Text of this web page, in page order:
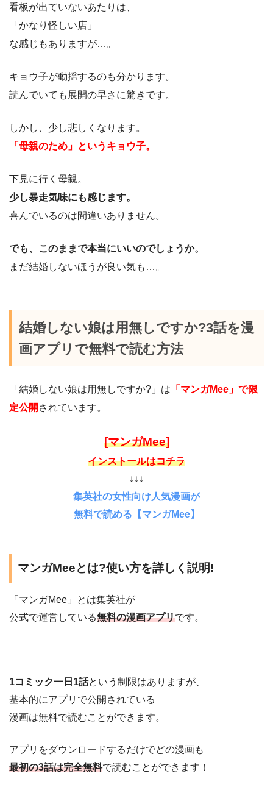
看板が出ていないあたりは、
「かなり怪しい店」
な感じもありますが…。
キョウ子が動揺するのも分かります。
読んでいても展開の早さに驚きです。
しかし、少し悲しくなります。
「母親のため」というキョウ子。
下見に行く母親。
少し暴走気味にも感じます。
喜んでいるのは間違いありません。
でも、このままで本当にいいのでしょうか。
まだ結婚しないほうが良い気も…。
結婚しない娘は用無しですか?3話を漫
画アプリで無料で読む方法
「結婚しない娘は用無しですか?」は 「マンガMee」で限
定公開 されています。
[マンガMee]
インストールはコチラ
↓↓↓
集英社の女性向け人気漫画が
無料で読める【マンガMee】
マンガMeeとは?使い方を詳しく説明!
「マンガMee」とは集英社が
公式で運営している無料の漫画アプリです。
1コミック一日1話という制限はありますが、
基本的にアプリで公開されている
漫画は無料で読むことができます。
アプリをダウンロードするだけでどの漫画も
最初の3話は完全無料で読むことができます！